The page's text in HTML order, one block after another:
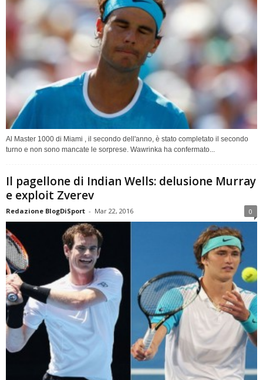
Al Master 1000 di Miami , il secondo dell'anno, è stato completato il secondo
turno e non sono mancate le sorprese. Wawrinka ha confermato...
Il pagellone di Indian Wells: delusione Murray
e exploit Zverev
Redazione BlogDiSport - Mar 22, 2016 0